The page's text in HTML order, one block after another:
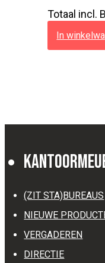
Totaal incl.
In
(ZIT STA)BUREAUS
NIEUWE
VERGADEREN
DIRECTIE